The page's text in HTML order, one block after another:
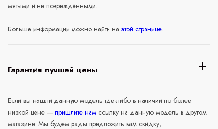
мятыми и не повреждёнными.
Больше информации можно найти на этой странице.
Гарантия лучшей цены
Если вы нашли данную модель где-либо в наличии по более
низкой цене — пришлите нам ссылку на данную модель в другом
магазине. Мы будем рады предложить вам скидку,